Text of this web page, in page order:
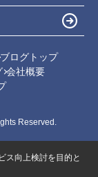
ブログトップ
会社概要
Reserved.
ス向上検討を目的と